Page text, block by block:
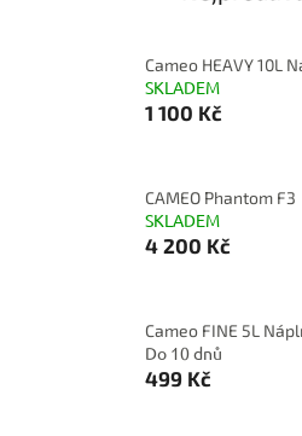
Cameo HEAVY 10L
SKLADEM
1 100 Kč
CAMEO Phantom F3
SKLADEM
4 200 Kč
Cameo FINE 5L
Do 10 dnů
499 Kč